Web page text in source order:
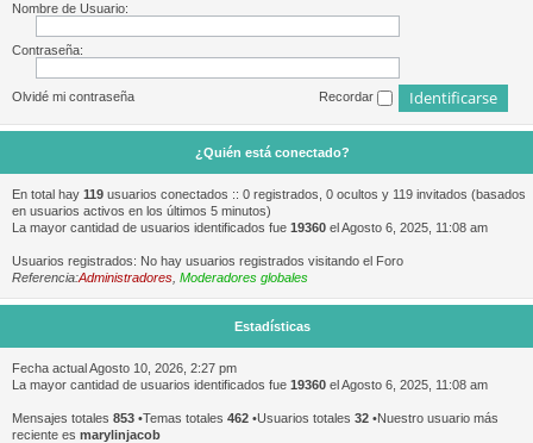
Nombre de Usuario:
Contraseña:
Olvidé mi contraseña Recordar
¿Quién está conectado?
En total hay 119 usuarios conectados :: 0 registrados, 0 ocultos y 119 invitados (basados
en usuarios activos en los últimos 5 minutos)
La mayor cantidad de usuarios identificados fue 19360 el Agosto 6, 2025, 11:08 am
Usuarios registrados: No hay usuarios registrados visitando el Foro
Referencia:Administradores Moderadores globales
Estadísticas
Fecha actual Agosto 10, 2026, 2:27 pm
La mayor cantidad de usuarios identificados fue 19360 el Agosto 6, 2025, 11:08 am
Mensajes totales 853 •Temas totales 462 •Usuarios totales 32 •Nuestro usuario más
reciente es marylinjacob